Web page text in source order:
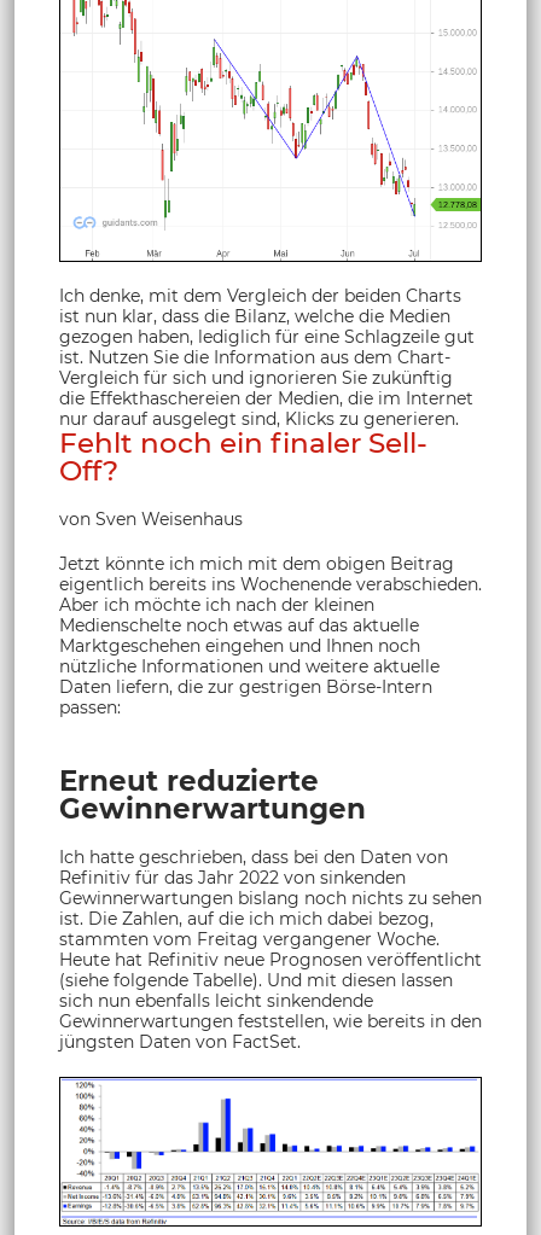
Ich denke, mit dem Vergleich der beiden Charts
ist nun klar, dass die Bilanz, welche die Medien
gezogen haben, lediglich für eine Schlagzeile gut
ist. Nutzen Sie die Information aus dem Chart-
Vergleich für sich und ignorieren Sie zukünftig
die Effekthaschereien der Medien, die im Internet
nur darauf ausgelegt sind, Klicks zu generieren.
Fehlt noch ein finaler Sell-
Off?
von Sven Weisenhaus
Jetzt könnte ich mich mit dem obigen Beitrag
eigentlich bereits ins Wochenende verabschieden.
Aber ich möchte ich nach der kleinen
Medienschelte noch etwas auf das aktuelle
Marktgeschehen eingehen und Ihnen noch
nützliche Informationen und weitere aktuelle
Daten liefern, die zur gestrigen Börse-Intern
passen:
Erneut reduzierte
Gewinnerwartungen
Ich hatte geschrieben, dass bei den Daten von
Refinitiv für das Jahr 2022 von sinkenden
Gewinnerwartungen bislang noch nichts zu sehen
ist. Die Zahlen, auf die ich mich dabei bezog,
stammten vom Freitag vergangener Woche.
Heute hat Refinitiv neue Prognosen veröffentlicht
(siehe folgende Tabelle). Und mit diesen lassen
sich nun ebenfalls leicht sinkendende
Gewinnerwartungen feststellen, wie bereits in den
jüngsten Daten von FactSet.